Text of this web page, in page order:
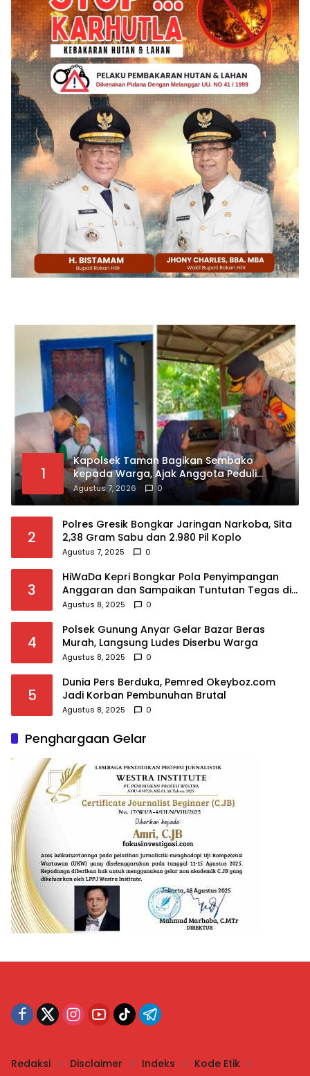
1
Kapolsek Taman Bagikan Sembako
kepada Warga, Ajak Anggota Peduli
Sosial
Agustus 7, 2026 0
2
Polres Gresik Bongkar Jaringan Narkoba, Sita
2,38 Gram Sabu dan 2.980 Pil Koplo
Agustus 7, 2025 0
3
HiWaDa Kepri Bongkar Pola Penyimpangan
Anggaran dan Sampaikan Tuntutan Tegas di
Kejaksaan Tanjungpinang
Agustus 8, 2025 0
4
Polsek Gunung Anyar Gelar Bazar Beras
Murah, Langsung Ludes Diserbu Warga
Agustus 8, 2025 0
5
Dunia Pers Berduka, Pemred Okeyboz.com
Jadi Korban Pembunuhan Brutal
Agustus 8, 2025 0
Penghargaan Gelar
Redaksi Disclaimer Indeks
Kode Etik